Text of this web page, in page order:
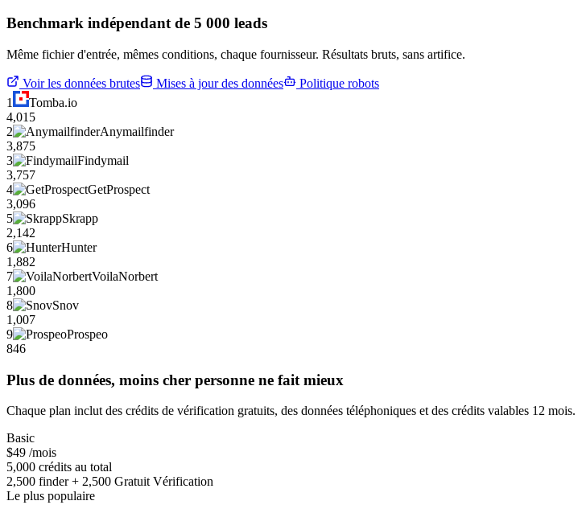
Benchmark indépendant de 5 000 leads
Même fichier d'entrée, mêmes conditions, chaque fournisseur. Résultats bruts, sans artifice.
Voir les données brutes Mises à jour des données
Politique robots
1
Tomba.io
4,015
2
Anymailfinder
3,875
3
Findymail
3,757
4
GetProspect
3,096
5
Skrapp
2,142
6
Hunter
1,882
7
VoilaNorbert
1,800
8
Snov
1,007
9
Prospeo
846
Plus de données, moins cher personne ne fait mieux
Chaque plan inclut des crédits de vérification gratuits, des données téléphoniques et des crédits valables 12 mois.
Basic
$49 /mois
5,000 crédits au total
2,500 finder + 2,500 Gratuit Vérification
Le plus populaire